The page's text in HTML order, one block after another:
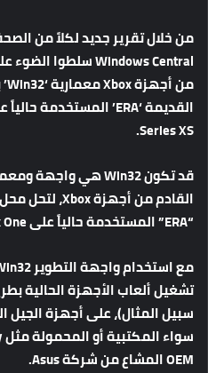
منخلالتقريرجديدلكلاًمن
Windows Centralسلطواالضوء
منأجهزة معمارية‘Win32’
القديمة‘ERA’ المستخدمةحالياً
Series XS.
قدتكون هيواجهة
القادممنأجهزة ،لتحلمحل
“ERA”
المستخدمةحالياًعلى
معاستخدامواجهةالتطوير
تشغيلألعابالأجهزةالحالية
سبيلالمثال)،علىأجهزةالجيل
سواءالمكتبيةأوالمحمولةمثل
OEMالمشاعمنشركة